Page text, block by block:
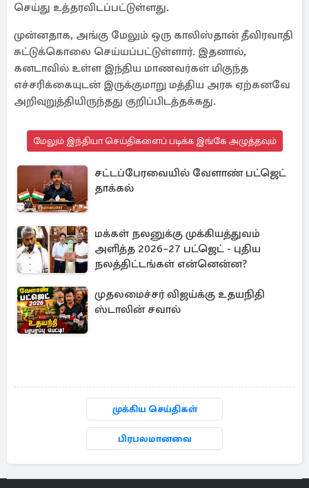
செய்து உத்தரவிடப்பட்டுள்ளது.
முன்னதாக, அங்கு மேலும் ஒரு காலிஸ்தான் தீவிரவாதி
சுட்டுக்கொலை செய்யப்பட்டுள்ளார். இதனால்,
கனடாவில் உள்ள இந்திய மாணவர்கள் மிகுந்த
எச்சரிக்கையுடன் இருக்குமாறு மத்திய அரசு ஏற்கனவே
அறிவுறுத்தியிருந்தது குறிப்பிடத்தக்கது.
மேலும் இந்தியா செய்திகளைப் படிக்க இங்கே அழுத்தவும்
சட்டப்பேரவையில் வேளாண் பட்ஜெட்
தாக்கல்
மக்கள் நலனுக்கு முக்கியத்துவம்
அளித்த 2026–27 பட்ஜெட் - புதிய
நலத்திட்டங்கள் என்னென்ன?
முதலமைச்சர் விஜய்க்கு உதயநிதி
ஸ்டாலின் சவால்
முக்கிய செய்திகள்
பிரபலமானவை